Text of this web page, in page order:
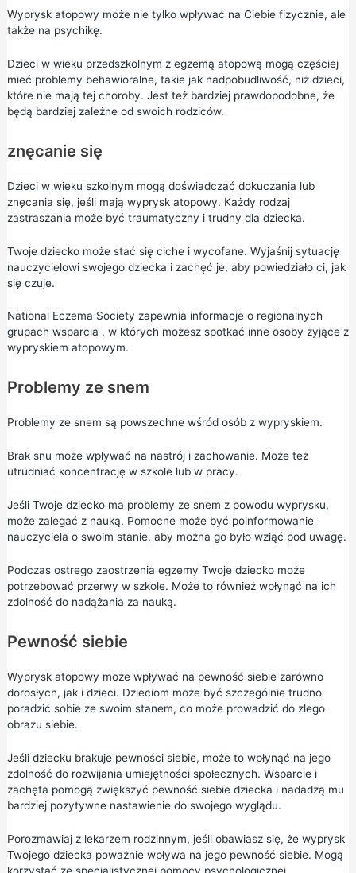
Wyprysk atopowy może nie tylko wpływać na Ciebie fizycznie, ale
także na psychikę.
Dzieci w wieku przedszkolnym z egzemą atopową mogą częściej
mieć problemy behawioralne, takie jak nadpobudliwość, niż dzieci,
które nie mają tej choroby. Jest też bardziej prawdopodobne, że
będą bardziej zależne od swoich rodziców.
znęcanie się
Dzieci w wieku szkolnym mogą doświadczać dokuczania lub
znęcania się, jeśli mają wyprysk atopowy. Każdy rodzaj
zastraszania może być traumatyczny i trudny dla dziecka.
Twoje dziecko może stać się ciche i wycofane. Wyjaśnij sytuację
nauczycielowi swojego dziecka i zachęć je, aby powiedziało ci, jak
się czuje.
National Eczema Society zapewnia informacje o regionalnych
grupach wsparcia , w których możesz spotkać inne osoby żyjące z
wypryskiem atopowym.
Problemy ze snem
Problemy ze snem są powszechne wśród osób z wypryskiem.
Brak snu może wpływać na nastrój i zachowanie. Może też
utrudniać koncentrację w szkole lub w pracy.
Jeśli Twoje dziecko ma problemy ze snem z powodu wyprysku,
może zalegać z nauką. Pomocne może być poinformowanie
nauczyciela o swoim stanie, aby można go było wziąć pod uwagę.
Podczas ostrego zaostrzenia egzemy Twoje dziecko może
potrzebować przerwy w szkole. Może to również wpłynąć na ich
zdolność do nadążania za nauką.
Pewność siebie
Wyprysk atopowy może wpływać na pewność siebie zarówno
dorosłych, jak i dzieci. Dzieciom może być szczególnie trudno
poradzić sobie ze swoim stanem, co może prowadzić do złego
obrazu siebie.
Jeśli dziecku brakuje pewności siebie, może to wpłynąć na jego
zdolność do rozwijania umiejętności społecznych. Wsparcie i
zachęta pomogą zwiększyć pewność siebie dziecka i nadadzą mu
bardziej pozytywne nastawienie do swojego wyglądu.
Porozmawiaj z lekarzem rodzinnym, jeśli obawiasz się, że wyprysk
Twojego dziecka poważnie wpływa na jego pewność siebie. Mogą
korzystać ze specjalistycznej pomocy psychologicznej.